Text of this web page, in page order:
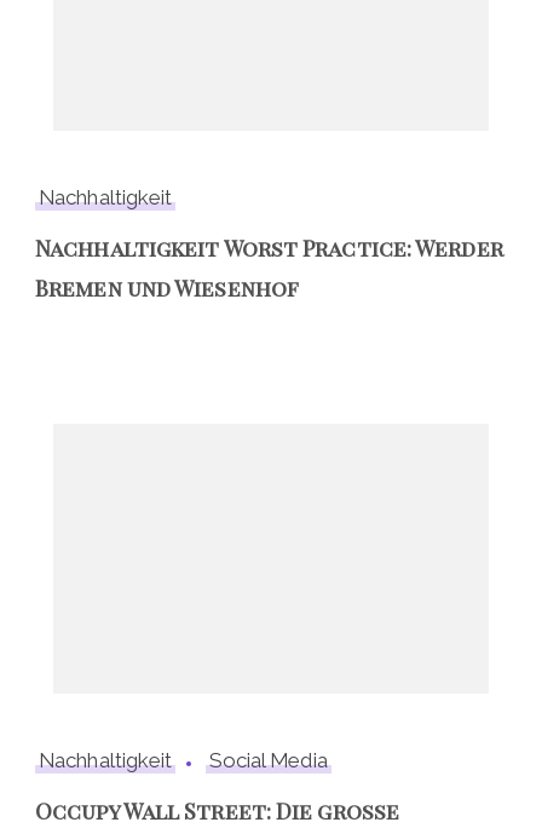
Nachhaltigkeit
Nachhaltigkeit Worst Practice: Werder
Bremen und Wiesenhof
Nachhaltigkeit Social Media
Occupy Wall Street: Die grosse